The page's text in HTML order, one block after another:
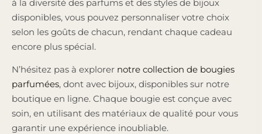
à la diversité des parfums et des styles de bijoux
disponibles, vous pouvez personnaliser votre choix
selon les goûts de chacun, rendant chaque cadeau
encore plus spécial.
N’hésitez pas à explorer notre collection de bougies
parfumées, dont avec bijoux, disponibles sur notre
boutique en ligne. Chaque bougie est conçue avec
soin, en utilisant des matériaux de qualité pour vous
garantir une expérience inoubliable.